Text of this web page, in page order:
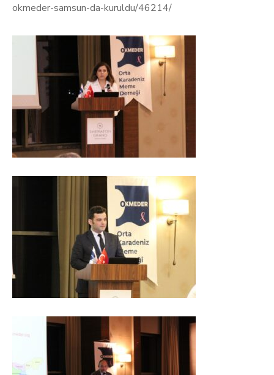
okmeder-samsun-da-kuruldu/46214/